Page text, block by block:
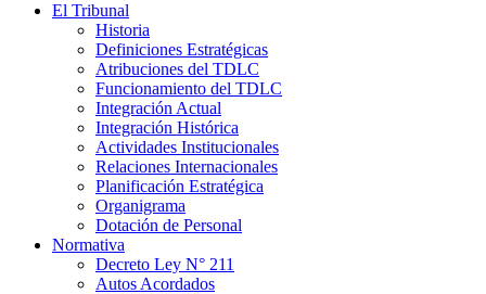
El Tribunal
Historia
Definiciones Estratégicas
Atribuciones del TDLC
Funcionamiento del TDLC
Integración Actual
Integración Histórica
Actividades Institucionales
Relaciones Internacionales
Planificación Estratégica
Organigrama
Dotación de Personal
Normativa
Decreto Ley N° 211
Autos Acordados